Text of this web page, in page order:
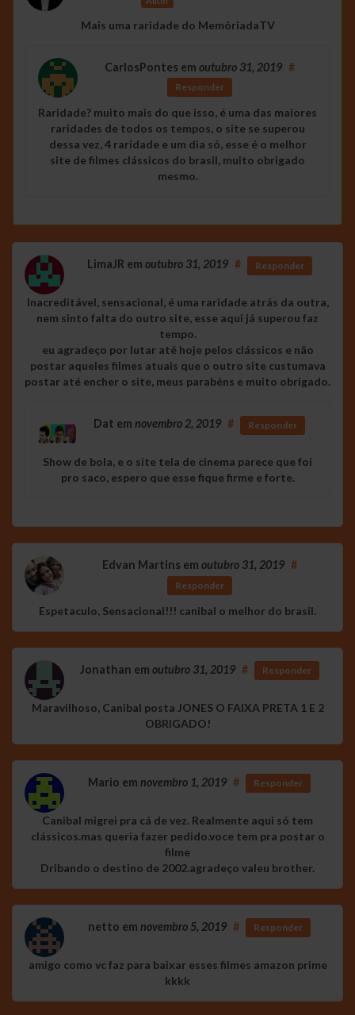
Mais uma raridade do MemóriadaTV
CarlosPontes em outubro 31, 2019 #
Responder
Raridade? muito mais do que isso, é uma das maiores
raridades de todos os tempos, o site se superou
dessa vez, 4 raridade e um dia só, esse é o melhor
site de filmes clássicos do brasil, muito obrigado
mesmo.
LimaJR em outubro 31, 2019 # Responder
Inacreditável, sensacional, é uma raridade atrás da outra,
nem sinto falta do outro site, esse aqui já superou faz
tempo.
eu agradeço por lutar até hoje pelos clássicos e não
postar aqueles filmes atuais que o outro site custumava
postar até encher o site, meus parabéns e muito obrigado.
Dat em novembro 2, 2019 # Responder
Show de bola, e o site tela de cinema parece que foi
pro saco, espero que esse fique firme e forte.
Edvan Martins em outubro 31, 2019 #
Responder
Espetaculo, Sensacional!!! canibal o melhor do brasil.
Jonathan em outubro 31, 2019 # Responder
Maravilhoso, Canibal posta JONES O FAIXA PRETA 1 E 2
OBRIGADO!
Mario em novembro 1, 2019 # Responder
Canibal migrei pra cá de vez. Realmente aqui só tem
clássicos.mas queria fazer pedido.voce tem pra postar o
filme
Dribando o destino de 2002.agradeço valeu brother.
netto em novembro 5, 2019 # Responder
amigo como vc faz para baixar esses filmes amazon prime
kkkk